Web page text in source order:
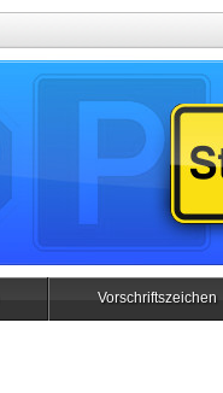
Vorschriftszeichen